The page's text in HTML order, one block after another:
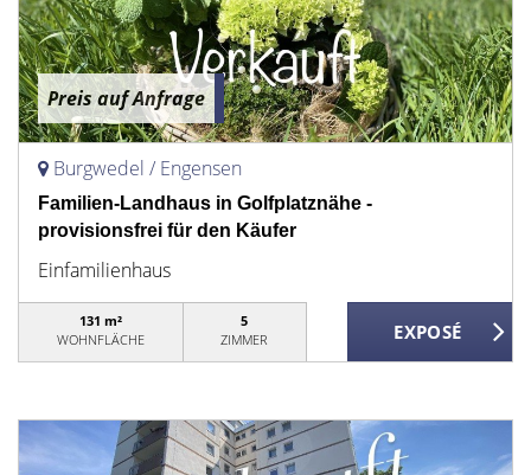
Preis auf Anfrage
Burgwedel / Engensen
Familien-Landhaus in Golfplatznähe -
provisionsfrei für den Käufer
Einfamilienhaus
131 m²
WOHNFLÄCHE
5
ZIMMER